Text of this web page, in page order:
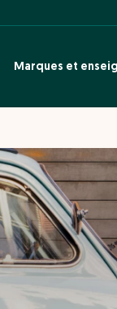
Marques et